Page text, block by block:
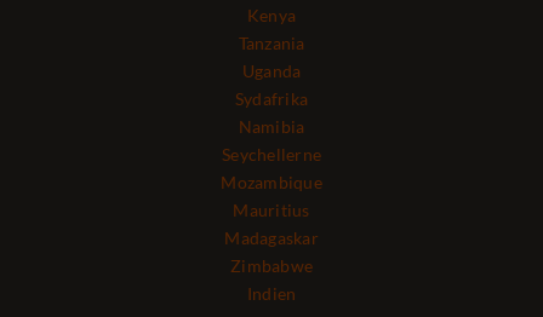
Kenya
Tanzania
Uganda
Sydafrika
Namibia
Seychellerne
Mozambique
Mauritius
Madagaskar
Zimbabwe
Indien